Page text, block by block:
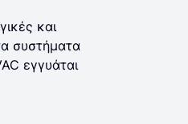
και
συστήματα
εγγυάται